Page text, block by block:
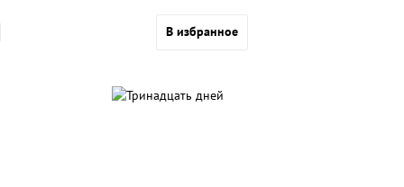
В избранное